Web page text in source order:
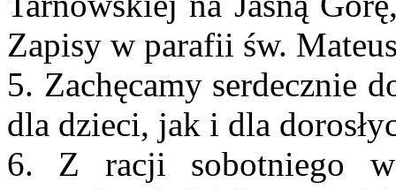
Zapisy w parafii św.
5. Zachęcamy serdecznie
dla dzieci, jak i dla
6. Z racji sobotniego